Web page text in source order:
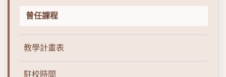
曾任課程
教學計畫表
駐校時間